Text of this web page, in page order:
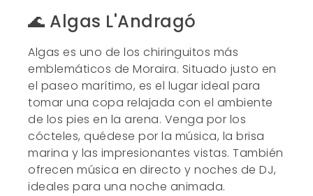
🌊 Algas L'Andragó
Algas es uno de los chiringuitos más
emblemáticos de Moraira. Situado justo en
el paseo marítimo, es el lugar ideal para
tomar una copa relajada con el ambiente
de los pies en la arena. Venga por los
cócteles, quédese por la música, la brisa
marina y las impresionantes vistas. También
ofrecen música en directo y noches de DJ,
ideales para una noche animada.